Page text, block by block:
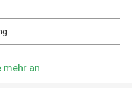
mehr an